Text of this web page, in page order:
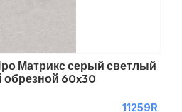
Матрикс серый светлый
60x30
11259R